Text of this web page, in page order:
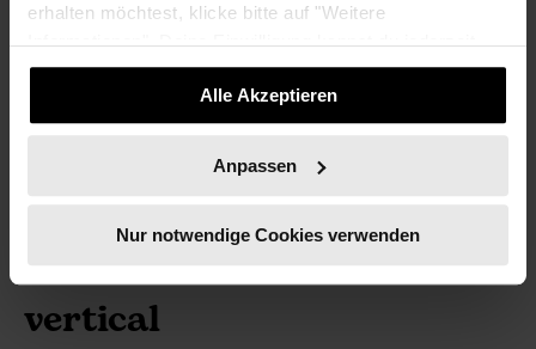
erhalten möchtest, klicke bitte auf "Weitere
Informationen". Deine Einwilligung kannst du jederzeit
widerrufen.
Alle Akzeptieren
Anpassen
Nur notwendige Cookies verwenden
Zudem arbeitet sie parallel als Projektleiterin in der IT bei
einem Medienunternehmen. Sie ist 2-fache Mutter und
In ihrer Freizeit macht sie gerne Sport, liest Bücher und
ist neugierig auf Menschen und deren Geschichten.
Über das nushu moms
vertical